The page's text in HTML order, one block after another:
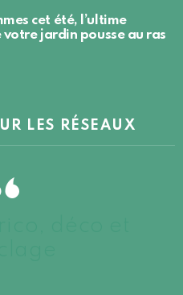
cet été, l’ultime
jardin pousse au ras
LES RÉSEAUX